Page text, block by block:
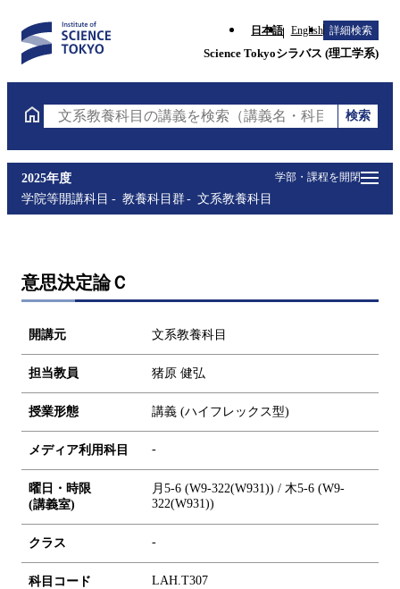
日本語 English 詳細検索
Science Tokyoシラバス (理工学系)
文系教養科目の講義を検索（講義名・科目コード・担
検索
学部・課程を開閉
2025年度
学院等開講科目
教養科目群 文系教養科目
意思決定論Ｃ
開講元 文系教養科目
担当教員 猪原 健弘
授業形態 講義 (ハイフレックス型)
メディア利用科目 -
曜日・時限
(講義室)
月5-6 (W9-322(W931)) / 木5-6 (W9-
322(W931))
クラス -
科目コード LAH.T307